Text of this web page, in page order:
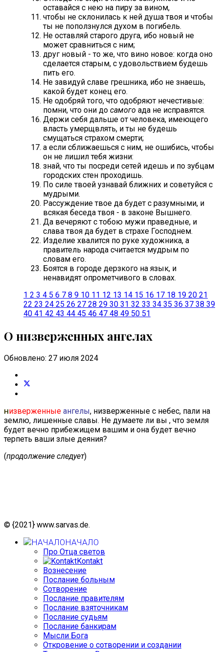
оставайся с нею на пиру за вином,
чтобы не склонилась к ней душа твоя и чтобы
ты не поползнулся духом в погибель.
Не оставляй старого друга, ибо новый не
может сравниться с ним;
друг новый - то же, что вино новое: когда оно
сделается старым, с удовольствием будешь
пить его.
Не завидуй славе грешника, ибо не знаешь,
какой будет конец его.
Не одобряй того, что одобряют нечестивые:
помни, что они до самого ада не исправятся.
Держи себя дальше от человека, имеющего
власть умерщвлять, и ты не будешь
смущаться страхом смерти;
а если сближаешься с ним, не ошибись, чтобы
он не лишил тебя жизни:
знай, что ты посреди сетей идешь и по зубцам
городских стен проходишь.
По силе твоей узнавай ближних и советуйся с
мудрыми.
Рассуждение твое да будет с разумными, и
всякая беседа твоя - в законе Вышнего.
Да вечеряют с тобою мужи праведные, и
слава твоя да будет в страхе Господнем.
Изделие хвалится по руке художника, а
правитель народа считается мудрым по
словам его.
Боятся в городе дерзкого на язык, и
ненавидят опрометчивого в словах.
1 2 3 4 5 6 7 8 9 10 11 12 13 14 15 16 17 18 19 20 21
22 23 24 25 26 27 28 29 30 31 32 33 34 35 36 37 38 39
40 41 42 43 44 45 46 47 48 49 50 51
О низверженных ангелах
Обновлено: 27 июля 2024
Низверженные ангелы, низверженные с небес, пали на
землю, лишенные славы. Не думаете ли вы , что земля
будет вечно прибежищем вашим и она будет вечно
терпеть ваши злые деяния?
(продолжение следует)
© {2021} www.sarvas.de.
НАЧАЛО
Про Отца светов
Kontakt
Вознесение
Послание больным
Сотворение
Послание правителям
Послание взяточникам
Послание судьям
Послание банкирам
Мысли Бога
Откровение о сотворении и создании